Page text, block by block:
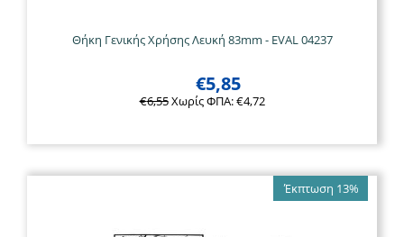
Θήκη Γενικής Χρήσης Λευκή 83mm - EVAL 04237
€6,55
€5,85
Χωρίς ΦΠΑ:€4,72
Έκπτωση 13%